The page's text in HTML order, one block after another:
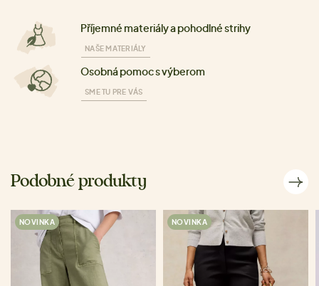
Příjemné materiály a pohodlné strihy
NAŠE MATERIÁLY
Osobná pomoc s výberom
SME TU PRE VÁS
Podobné produkty
NOVINKA NOVINKA